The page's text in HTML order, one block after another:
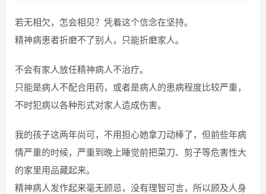
若无相欠，怎会相见？凭着这个信念在坚持。
精神病患者折磨不了别人，只能折磨家人。
不会有家人放任精神病人不治疗。
只能是病人不配合用药，或者是病人的患病程度比较严重，
不时犯病以各种形式对家人造成伤害。
我的孩子这两年尚可，不用担心她拿刀动棒了，但前些年病
情严重的时候，严重到晚上睡觉前把菜刀、剪子等危害性大
的家里用品藏起来。
精神病人发作起来毫无顾忌，没有理智可言，所以顾及人身